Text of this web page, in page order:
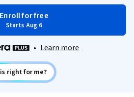
Enroll for free
Starts Aug 6
• Learn more
right for me?